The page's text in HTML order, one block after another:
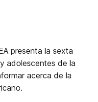
presenta la sexta
adolescentes de la
acerca de la